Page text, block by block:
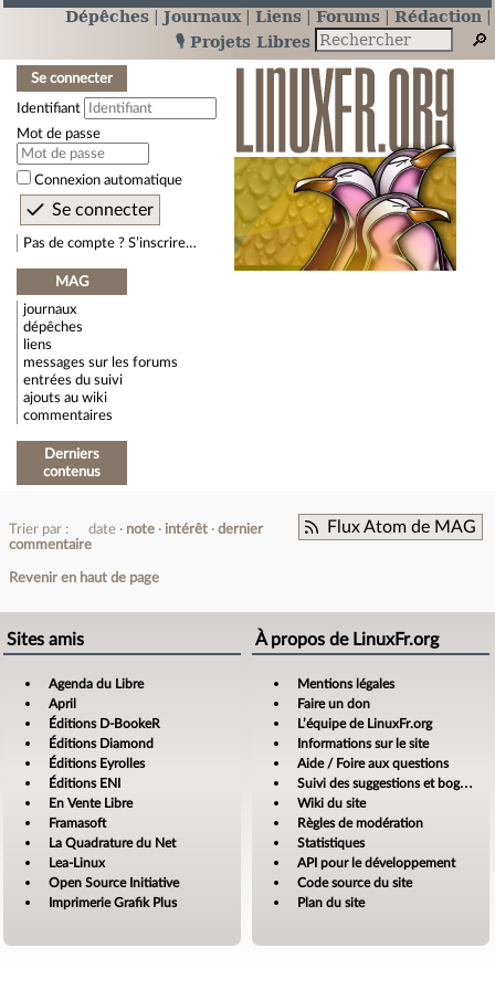
Dépêches Journaux Liens Forums
Rédaction
🎙️ Projets Libres
Se connecter
Identifiant
Mot de passe
Connexion automatique
Pas de compte ? S’inscrire…
MAG
journaux
dépêches
liens
messages sur les forums
entrées du suivi
ajouts au wiki
commentaires
Derniers
contenus
Flux Atom de MAG
Trier par : date note intérêt
dernier
commentaire
Revenir en haut de page
Sites amis
Agenda du Libre
April
Éditions D-BookeR
Éditions Diamond
Éditions Eyrolles
Éditions ENI
En Vente Libre
Framasoft
La Quadrature du Net
Lea-Linux
Open Source Initiative
Imprimerie Grafik Plus
À propos de LinuxFr.org
Mentions légales
Faire un don
L’équipe de LinuxFr.org
Informations sur le site
Aide / Foire aux questions
Suivi des suggestions et bogues
Wiki du site
Règles de modération
Statistiques
API pour le développement
Code source du site
Plan du site